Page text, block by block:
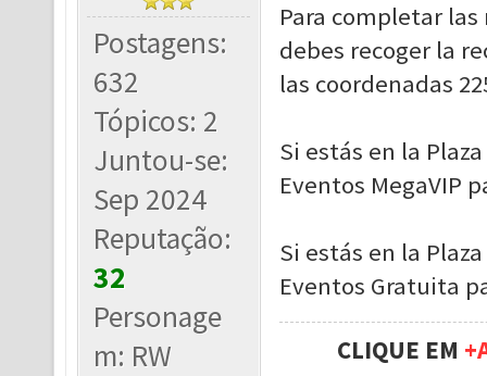
Postagens:
632
Tópicos: 2
Juntou-se:
Sep 2024
Reputação:
32
Personage
m: RW
Para completar
debes recoger la
las coordenadas
Si estás en la
Eventos MegaVIP
Si estás en la
Eventos Gratuita
CLIQUE EM